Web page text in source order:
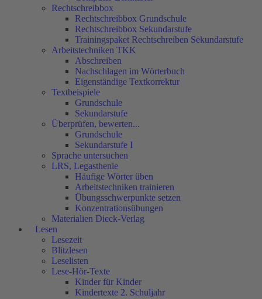
Rechtschreibbox
Rechtschreibbox Grundschule
Rechtschreibbox Sekundarstufe
Trainingspaket Rechtschreiben Sekundarstufe
Arbeitstechniken TKK
Abschreiben
Nachschlagen im Wörterbuch
Eigenständige Textkorrektur
Textbeispiele
Grundschule
Sekundarstufe
Überprüfen, bewerten...
Grundschule
Sekundarstufe I
Sprache untersuchen
LRS, Legasthenie
Häufige Wörter üben
Arbeitstechniken trainieren
Übungsschwerpunkte setzen
Konzentrationsübungen
Materialien Dieck-Verlag
Lesen
Lesezeit
Blitzlesen
Leselisten
Lese-Hör-Texte
Kinder für Kinder
Kindertexte 2. Schuljahr